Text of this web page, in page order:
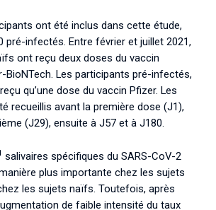
ont été inclus dans cette étude,
pré-infectés. Entre février et juillet 2021,
ont reçu deux doses du vaccin
BioNTech. Les participants pré-infectés,
qu’une dose du vaccin Pfizer. Les
recueillis avant la première dose (J1),
(J29), ensuite à J57 et à J180.
salivaires spécifiques du SARS-CoV-2
plus importante chez les sujets
les sujets naïfs. Toutefois, après
de faible intensité du taux